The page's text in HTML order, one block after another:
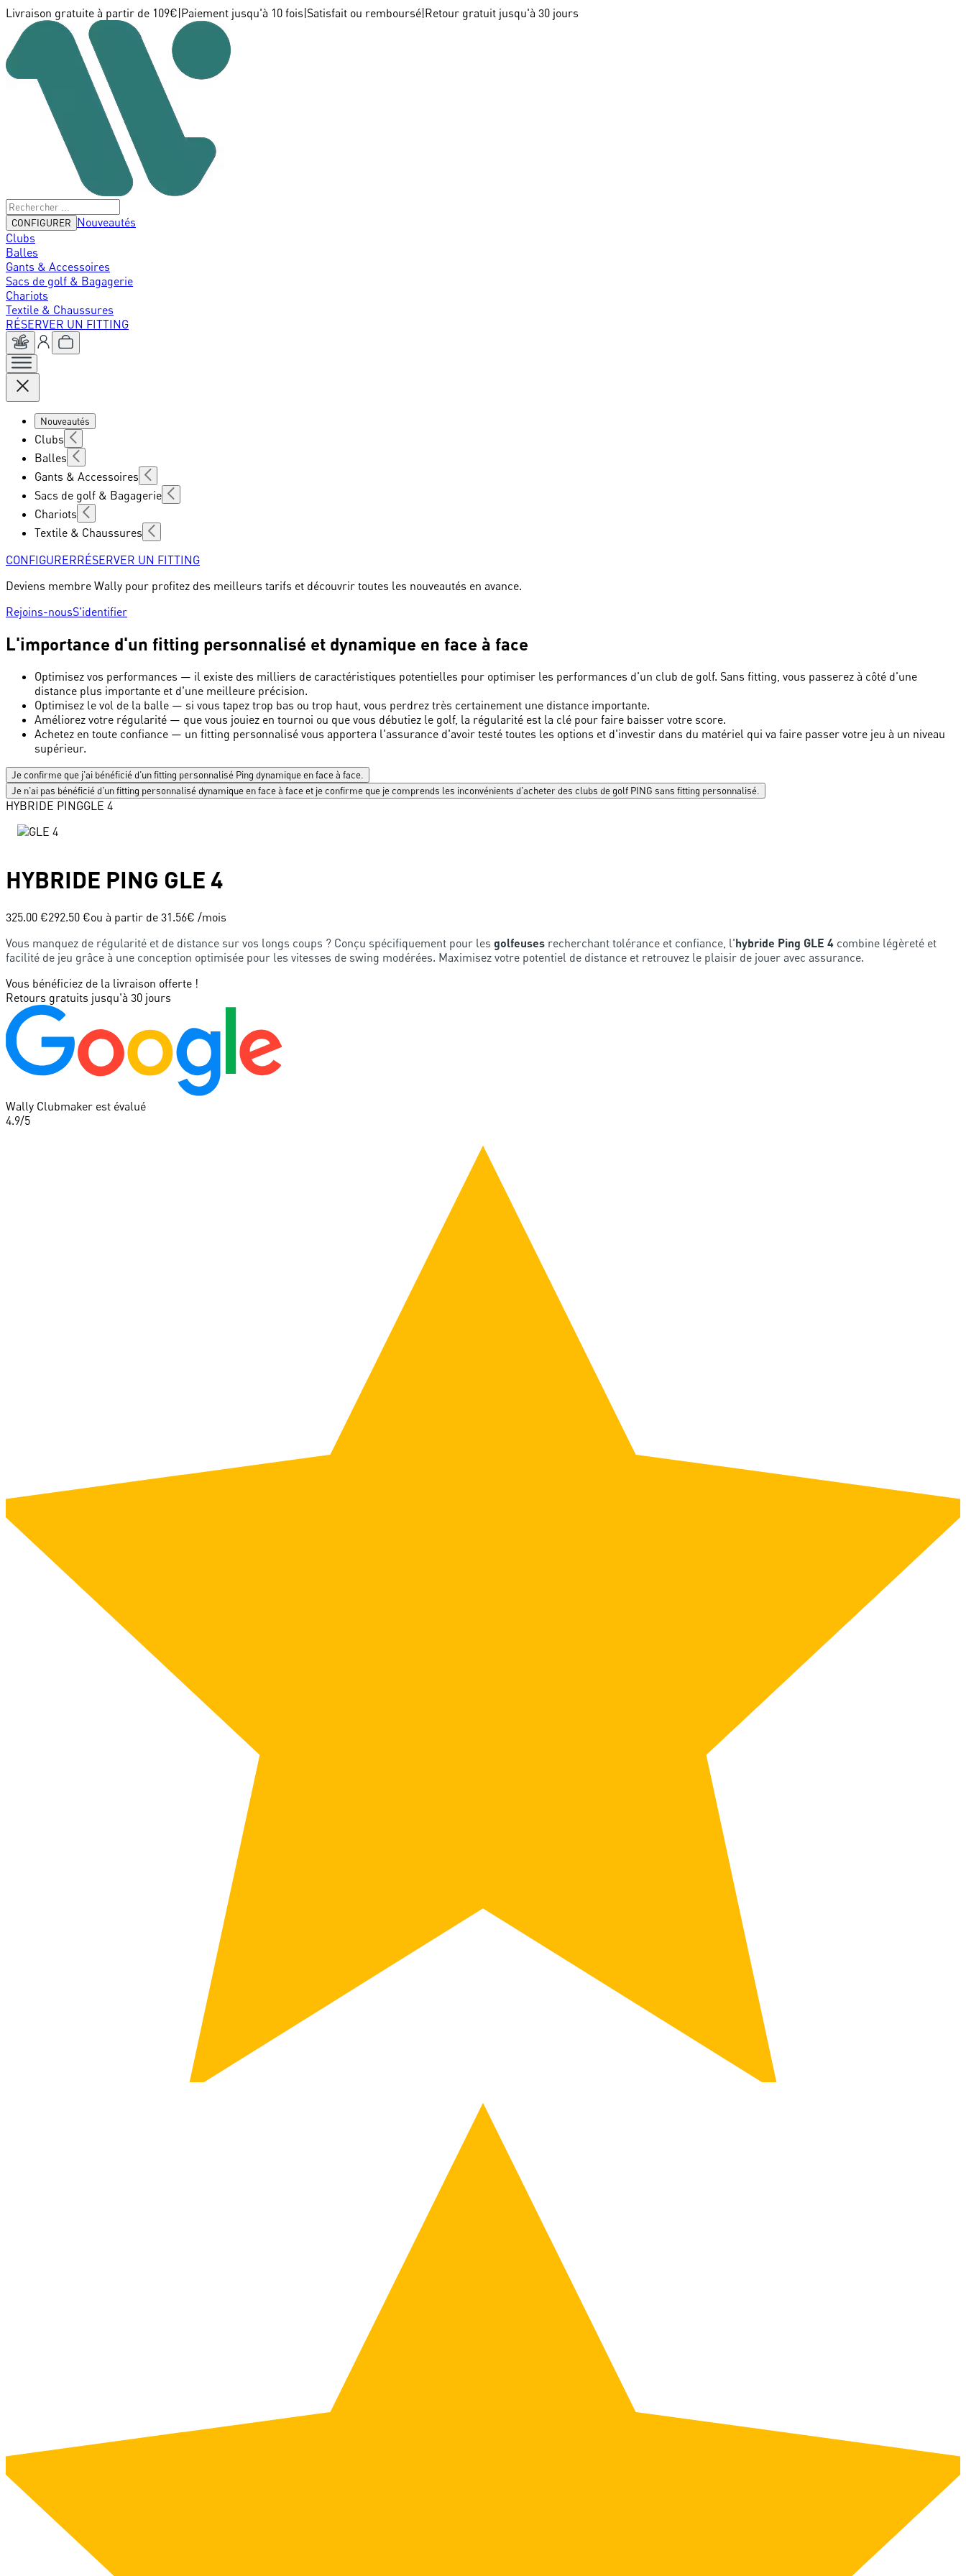
Livraison gratuite à partir de 109€ Paiement jusqu'à 10 fois Satisfait ou remboursé Retour gratuit jusqu'à 30 jours
CONFIGURER
Nouveautés
Clubs
Balles
Gants & Accessoires
Sacs de golf & Bagagerie
Chariots
Textile & Chaussures
RÉSERVER UN FITTING
Nouveautés
Clubs
Balles
Gants & Accessoires
Sacs de golf & Bagagerie
Chariots
Textile & Chaussures
CONFIGURERRÉSERVER UN FITTING
Deviens membre Wally pour profitez des meilleurs tarifs et découvrir toutes les nouveautés en avance.
Rejoins-nousS'identifier
L'importance d'un fitting personnalisé et dynamique en face à face
Optimisez vos performances — il existe des milliers de caractéristiques potentielles pour optimiser les performances d'un club de golf. Sans fitting, vous passerez à côté d'une
distance plus importante et d'une meilleure précision.
Optimisez le vol de la balle — si vous tapez trop bas ou trop haut, vous perdrez très certainement une distance importante.
Améliorez votre régularité — que vous jouiez en tournoi ou que vous débutiez le golf, la régularité est la clé pour faire baisser votre score.
Achetez en toute confiance — un fitting personnalisé vous apportera l'assurance d'avoir testé toutes les options et d'investir dans du matériel qui va faire passer votre jeu à un niveau
supérieur.
Je confirme que j'ai bénéficié d'un fitting personnalisé Ping dynamique en face à face.
Je n'ai pas bénéficié d'un fitting personnalisé dynamique en face à face et je confirme que je comprends les inconvénients d'acheter des clubs de golf PING sans fitting personnalisé.
HYBRIDE PINGGLE 4
HYBRIDE PING GLE 4
325.00 €292.50 €ou à partir de 31.56€ /mois
Vous manquez de régularité et de distance sur vos longs coups ? Conçu spécifiquement pour les golfeuses recherchant tolérance et confiance, l'hybride Ping GLE 4 combine légèreté et
facilité de jeu grâce à une conception optimisée pour les vitesses de swing modérées. Maximisez votre potentiel de distance et retrouvez le plaisir de jouer avec assurance.
Vous bénéficiez de la livraison offerte !
Retours gratuits jusqu'à 30 jours
Wally Clubmaker est évalué
4.9/5